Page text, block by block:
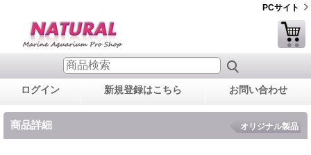
PCサイト
ログイン 新規登録はこちら お問い合わせ
商品詳細 オリジナル製品